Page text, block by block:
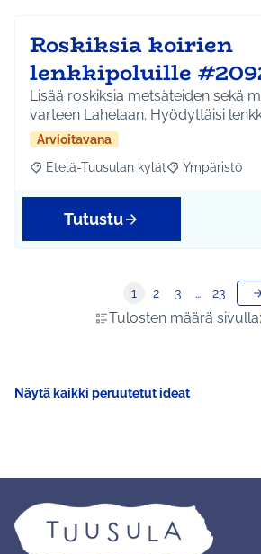
Roskiksia koirien
lenkkipoluille
Lisää roskiksia metsäteiden sekä
varteen Lahelaan. Hyödyttäisi
Arvioitavana
Rajaa tulokset aihepiirin mukaan:
Etelä-Tuusulan kylät Rajaa tulokset
Ympäristö
Tutustu
Tulosten määrä
1 2 3 … 23
Näytä kaikki peruutetut ideat